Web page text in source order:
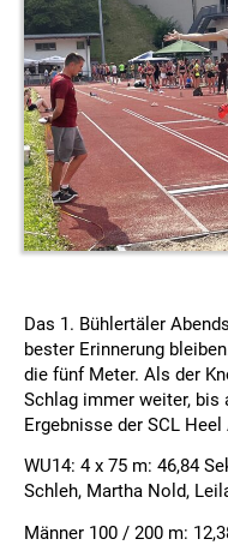
Das 1. Bühlertäler
bester Erinnerung
die fünf Meter. Als der
Schlag immer weiter, bis
Ergebnisse der SCL
WU14: 4 x 75 m: 46,84
Schleh, Martha Nold,
Männer 100 / 200 m: